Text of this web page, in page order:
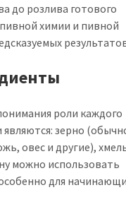
до розлива готового
химии и пивной
роли каждого
зерно
овес и другие),
можно использовать
для